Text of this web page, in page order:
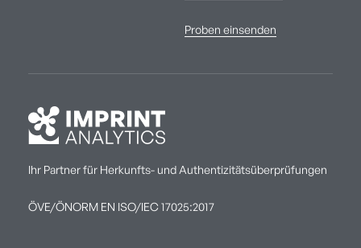
Proben einsenden
Ihr Partner für Herkunfts- und Authentizitätsüberprüfungen
ÖVE/ÖNORM EN ISO/IEC 17025:2017